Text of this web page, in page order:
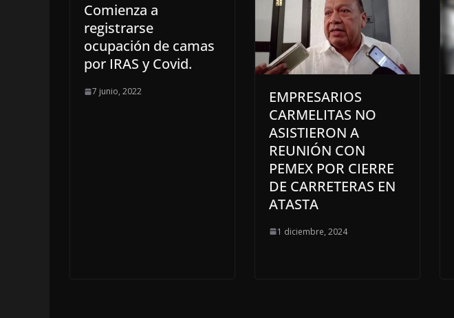
Comienza a
registrarse
ocupación de camas
por IRAS y Covid.
7 junio, 2022
EMPRESARIOS
CARMELITAS NO
ASISTIERON A
REUNIÓN CON
PEMEX POR CIERRE
DE CARRETERAS EN
ATASTA
1 diciembre, 2024